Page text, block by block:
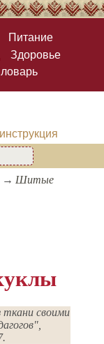
Питание
Здоровье
инструкция
Шитые
своими